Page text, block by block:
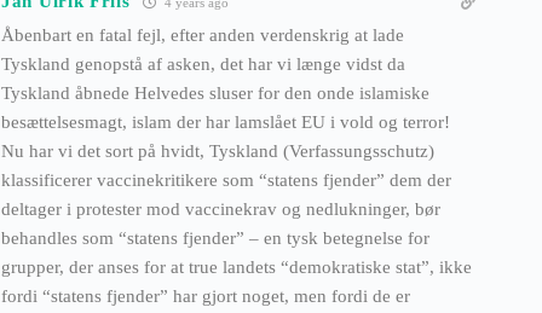
Åbenbart en fatal fejl, efter anden verdenskrig at lade
Tyskland genopstå af asken, det har vi længe vidst da
Tyskland åbnede Helvedes sluser for den onde islamiske
besættelsesmagt, islam der har lamslået EU i vold og terror!
Nu har vi det sort på hvidt, Tyskland (Verfassungsschutz)
klassificerer vaccinekritikere som “statens fjender” dem der
deltager i protester mod vaccinekrav og nedlukninger, bør
behandles som “statens fjender” – en tysk betegnelse for
grupper, der anses for at true landets “demokratiske stat”, ikke
fordi “statens fjender” har gjort noget, men fordi de er